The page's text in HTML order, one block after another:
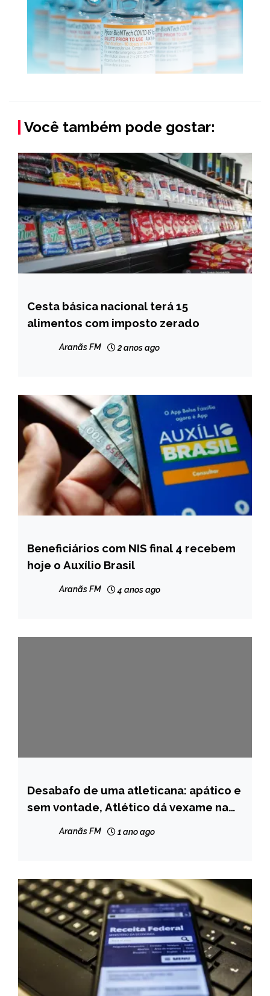
Você também pode gostar:
BRASIL
NOTÍCIAS
Cesta básica nacional terá 15
alimentos com imposto zerado
Aranãs FM 2 anos ago
BRASIL
CAPELINHA
NOTÍCIAS
Beneficiários com NIS final 4 recebem
hoje o Auxílio Brasil
Aranãs FM 4 anos ago
ESPORTES
NOTÍCIAS
Desabafo de uma atleticana: apático e
sem vontade, Atlético dá vexame na
Aranãs FM 1 ano ago